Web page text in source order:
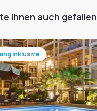
Ihnen auch gefallen
inklusive